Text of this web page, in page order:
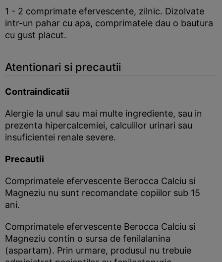
1 - 2 comprimate efervescente, zilnic. Dizolvate
intr-un pahar cu apa, comprimatele dau o bautura
cu gust placut.
Atentionari si precautii
Contraindicatii
Alergie la unul sau mai multe ingrediente, sau in
prezenta hipercalcemiei, calculilor urinari sau
insuficientei renale severe.
Precautii
Comprimatele efervescente Berocca Calciu si
Magneziu nu sunt recomandate copiilor sub 15
ani.
Comprimatele efervescente Berocca Calciu si
Magneziu contin o sursa de fenilalanina
(aspartam). Prin urmare, produsul nu trebuie